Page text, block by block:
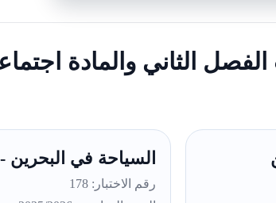
الثاني والمادة
السياحة في البحرين
رقم الاختبار: 178